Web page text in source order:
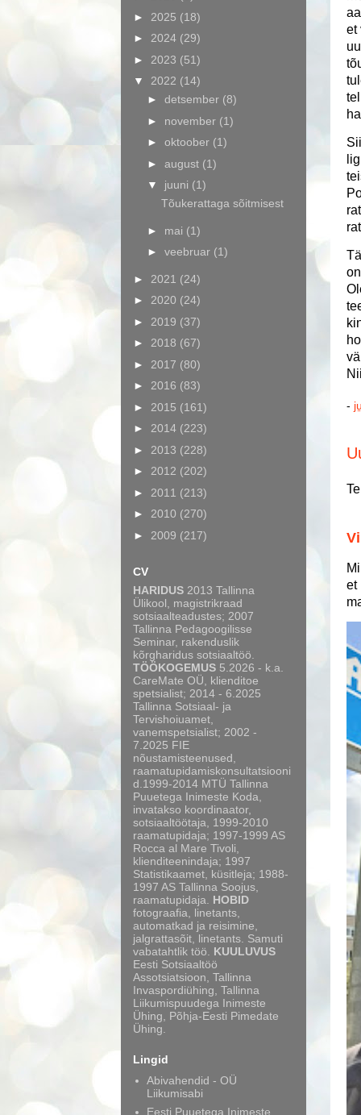
et
-
et
► 2025 (18)
► 2024 (29)
► 2023 (51)
▼ 2022 (14)
► detsember (8)
► november (1)
► oktoober (1)
► august (1)
▼ juuni (1)
Tõukerattaga sõitmisest
► mai (1)
► veebruar (1)
► 2021 (24)
► 2020 (24)
► 2019 (37)
► 2018 (67)
► 2017 (80)
► 2016 (83)
► 2015 (161)
► 2014 (223)
► 2013 (228)
► 2012 (202)
► 2011 (213)
► 2010 (270)
► 2009 (217)
CV
HARIDUS 2013 Tallinna
Ülikool, magistrikraad
sotsiaalteadustes; 2007
Tallinna Pedagoogilisse
Seminar, rakenduslik
kõrgharidus sotsiaaltöö.
TÖÖKOGEMUS 5.2026 - k.a.
CareMate OÜ, klienditoe
spetsialist; 2014 - 6.2025
Tallinna Sotsiaal- ja
Tervishoiuamet,
vanemspetsialist; 2002 -
7.2025 FIE
nõustamisteenused,
raamatupidamiskonsultatsiooni
d.1999-2014 MTÜ Tallinna
Puuetega Inimeste Koda,
invatakso koordinaator,
sotsiaaltöötaja, 1999-2010
raamatupidaja; 1997-1999 AS
Rocca al Mare Tivoli,
klienditeenindaja; 1997
Statistikaamet, küsitleja; 1988-
1997 AS Tallinna Soojus,
raamatupidaja. HOBID
fotograafia, linetants,
automatkad ja reisimine,
jalgrattasõit, linetants. Samuti
vabatahtlik töö. KUULUVUS
Eesti Sotsiaaltöö
Assotsiatsioon, Tallinna
Invaspordiühing, Tallinna
Liikumispuudega Inimeste
Ühing, Põhja-Eesti Pimedate
Ühing.
Lingid
Abivahendid - OÜ
Liikumisabi
Eesti Puuetega Inimeste